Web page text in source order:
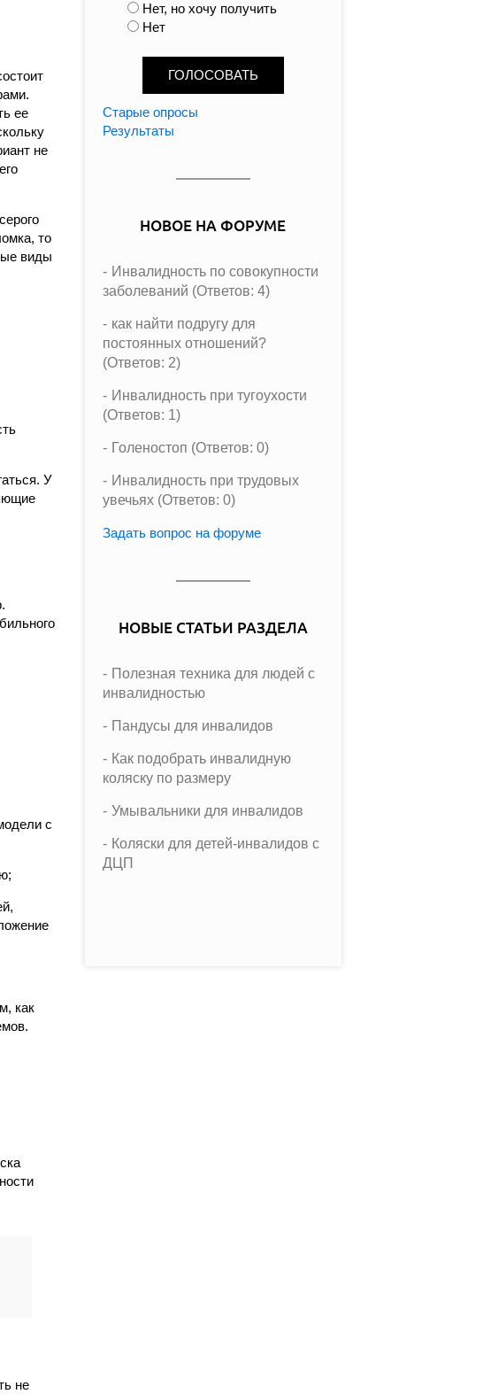
ее
не
то
виды
У
с
как
не
и
а
Нет, но хочу получить
Нет
Старые опросы
Результаты
НОВОЕ НА ФОРУМЕ
Инвалидность по совокупности
заболеваний (Ответов: 4)
как найти подругу для
постоянных отношений?
(Ответов: 2)
Инвалидность при тугоухости
(Ответов: 1)
Голеностоп (Ответов: 0)
Инвалидность при трудовых
увечьях (Ответов: 0)
Задать вопрос на форуме
НОВЫЕ СТАТЬИ РАЗДЕЛА
Полезная техника для людей с
инвалидностью
Пандусы для инвалидов
Как подобрать инвалидную
коляску по размеру
Умывальники для инвалидов
Коляски для детей-инвалидов с
ДЦП